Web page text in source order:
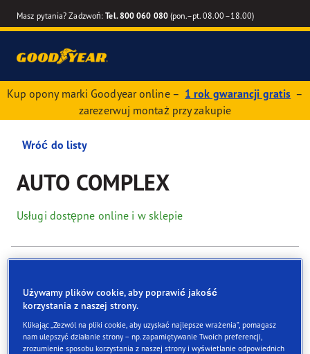
Masz pytania? Zadzwoń:Tel. 800 060 080(pon.–pt. 08.00–18.00)
Kup opony marki Goodyear online – 1 rok gwarancji gratis –
zarezerwuj montaż przy zakupie
Wróć do listy
AUTO COMPLEX
Usługi dostępne online i w sklepie
Używamy plików cookie, aby poprawić jakość
korzystania z naszej strony.
Klikając „Zezwól na pliki cookie, aby uzyskać najlepsze wrażenia”, pomagasz
nam ulepszyć działanie strony – np. zapamiętywanie Twoich preferencji,
zrozumienie sposobu korzystania z naszej strony i wyświetlanie odpowiednich